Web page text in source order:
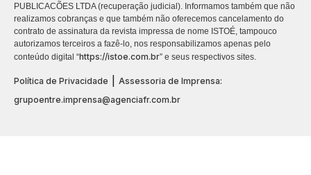
PUBLICACÕES LTDA (recuperação judicial). Informamos também que não
realizamos cobranças e que também não oferecemos cancelamento do
contrato de assinatura da revista impressa de nome ISTOÉ, tampouco
autorizamos terceiros a fazê-lo, nos responsabilizamos apenas pelo
conteúdo digital “https://istoe.com.br” e seus respectivos sites.
Política de Privacidade
Assessoria de Imprensa:
grupoentre.imprensa@agenciafr.com.br